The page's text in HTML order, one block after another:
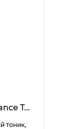
Comodex Purify & Balance Toner
тоник,